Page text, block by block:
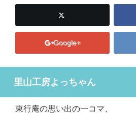
Google+
里山工房よっちゃん
東行庵の思い出の一コマ、